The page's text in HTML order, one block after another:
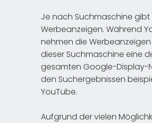
Je nach Suchmaschine
Werbeanzeigen. Während
nehmen die
dieser Suchmaschine eine
gesamten Google-Display-
den Suchergebnissen
YouTube.
Aufgrund der vielen